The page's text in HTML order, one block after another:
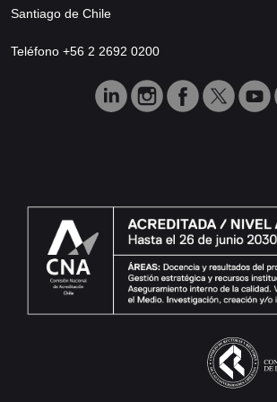
Santiago de Chile
Teléfono +56 2 2692 0200